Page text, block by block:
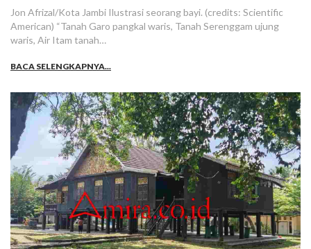
Jon Afrizal/Kota Jambi Ilustrasi seorang bayi. (credits: Scientific
American) “Tanah Garo pangkal waris, Tanah Serenggam ujung
waris, Air Itam tanah…
BACA SELENGKAPNYA...